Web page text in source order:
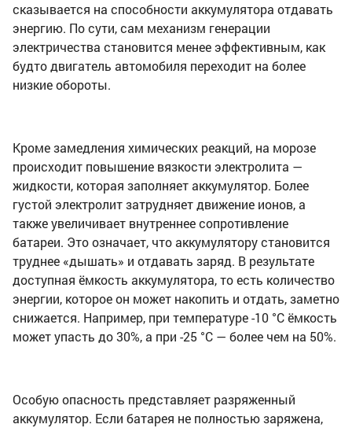
сказывается на способности аккумулятора отдавать
энергию. По сути, сам механизм генерации
электричества становится менее эффективным, как
будто двигатель автомобиля переходит на более
низкие обороты.
Кроме замедления химических реакций, на морозе
происходит повышение вязкости электролита —
жидкости, которая заполняет аккумулятор. Более
густой электролит затрудняет движение ионов, а
также увеличивает внутреннее сопротивление
батареи. Это означает, что аккумулятору становится
труднее «дышать» и отдавать заряд. В результате
доступная ёмкость аккумулятора, то есть количество
энергии, которое он может накопить и отдать, заметно
снижается. Например, при температуре -10 °C ёмкость
может упасть до 30%, а при -25 °C — более чем на 50%.
Особую опасность представляет разряженный
аккумулятор. Если батарея не полностью заряжена,